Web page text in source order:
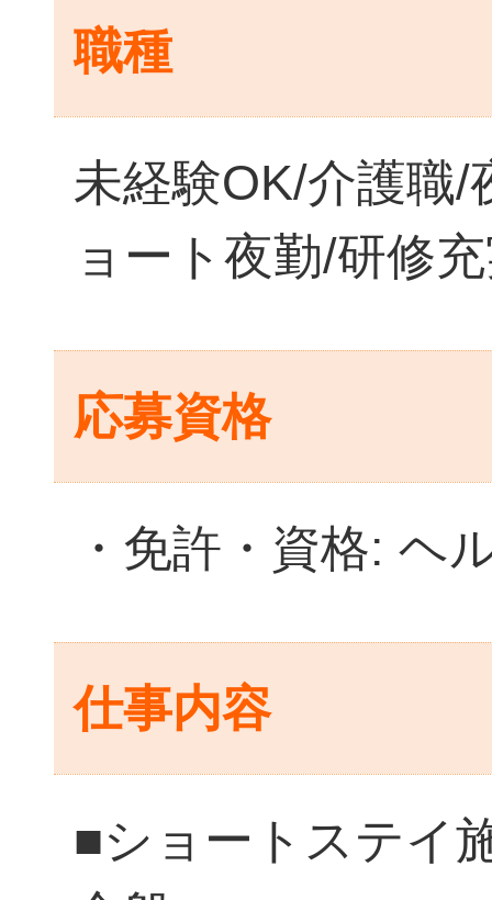
職種
未経験OK/介護職/
ョート夜勤/研修
応募資格
・免許・資格: ヘ
仕事内容
■ショートステイ